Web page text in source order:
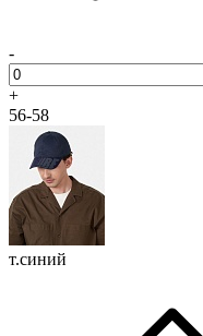
-
+
56-58
т.синий